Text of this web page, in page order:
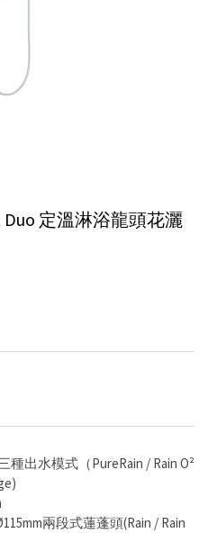
Duo 定溫淋浴龍頭花灑
種出水模式（PureRain / Rain O²
兩段式蓮蓬頭(Rain / Rain